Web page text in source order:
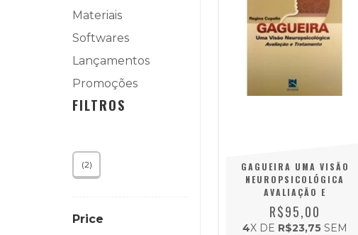
Materiais
Softwares
Lançamentos
Promoções
FILTROS
(2)
Price
GAGUEIRA UMA VISÃO
NEUROPSICOLÓGICA
AVALIAÇÃO E
TRATAMENTO
R$95,00
4X DE R$23,75 SEM